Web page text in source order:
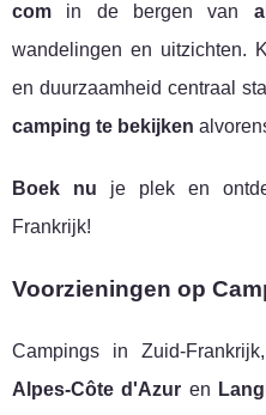
com in de bergen van
wandelingen en uitzichten.
en duurzaamheid centraal
camping te bekijken
Boek nu je plek en
Frankrijk!
Voorzieningen op
Campings in Zuid-
Alpes-Côte d'Azur en